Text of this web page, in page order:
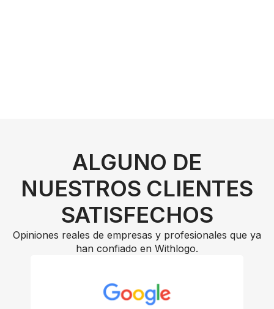
ALGUNO DE
NUESTROS CLIENTES
SATISFECHOS
Opiniones reales de empresas y profesionales que ya
han confiado en Withlogo.